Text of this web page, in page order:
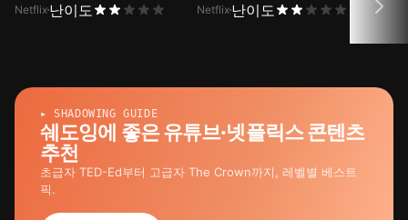
Netflix 난이도 Netflix 난이도
▸ SHADOWING GUIDE
쉐도잉에 좋은 유튜브·넷플릭스 콘텐츠
추천
초급자 TED-Ed부터 고급자 The Crown까지, 레벨별 베스트
픽.